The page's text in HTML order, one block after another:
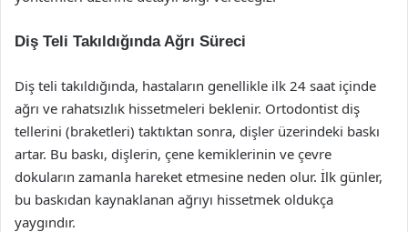
Diş Teli Takıldığında Ağrı Süreci
Diş teli takıldığında, hastaların genellikle ilk 24 saat içinde
ağrı ve rahatsızlık hissetmeleri beklenir. Ortodontist diş
tellerini (braketleri) taktıktan sonra, dişler üzerindeki baskı
artar. Bu baskı, dişlerin, çene kemiklerinin ve çevre
dokuların zamanla hareket etmesine neden olur. İlk günler,
bu baskıdan kaynaklanan ağrıyı hissetmek oldukça
yaygındır.